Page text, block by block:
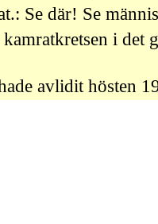
Se där! Se
i det
avlidit hösten